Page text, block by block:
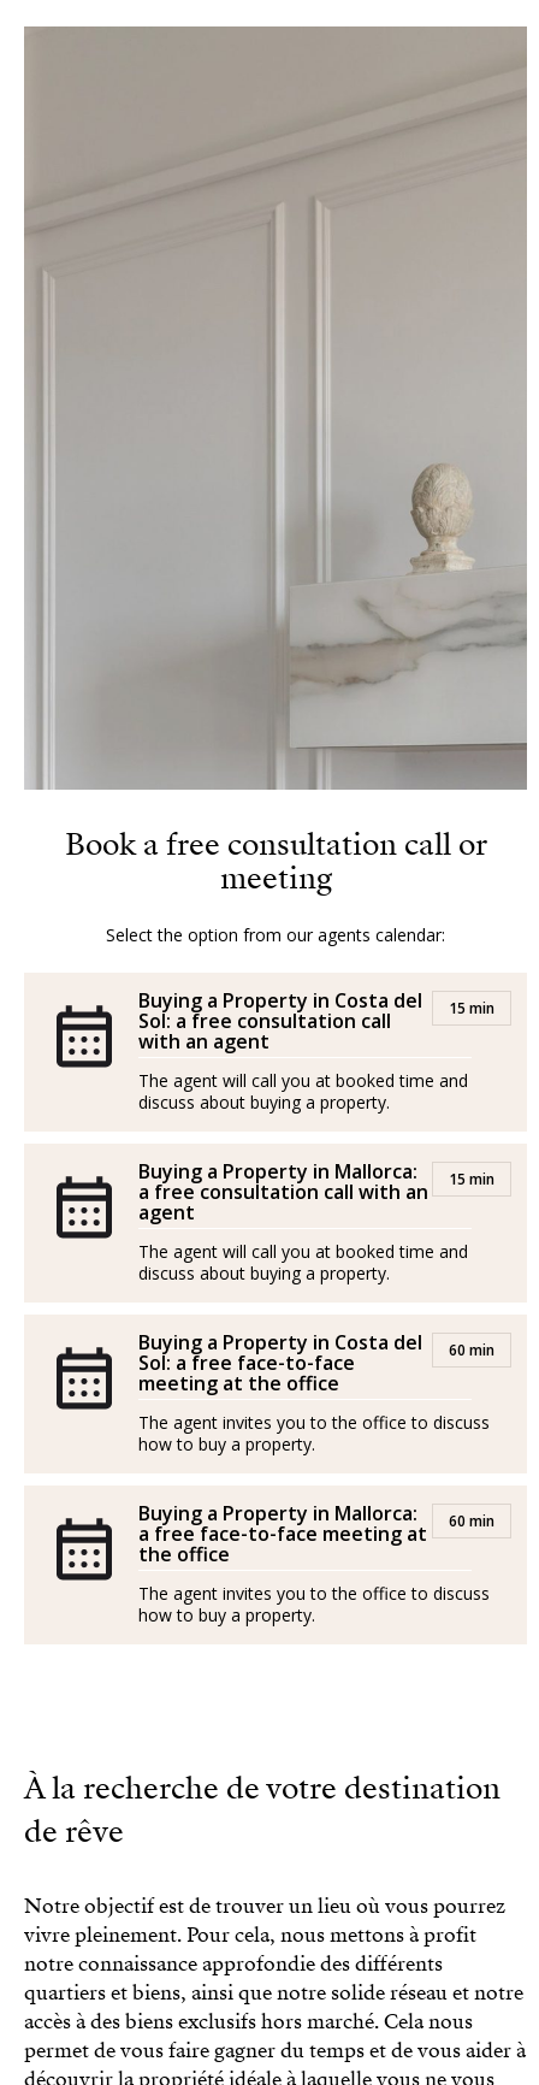
Book a free consultation call or
meeting
Select the option from our agents calendar:
Buying a Property in Costa del
Sol: a free consultation call
with an agent
15 min
The agent will call you at booked time and
discuss about buying a property.
Buying a Property in Mallorca:
a free consultation call with an
agent
15 min
The agent will call you at booked time and
discuss about buying a property.
Buying a Property in Costa del
Sol: a free face-to-face
meeting at the office
60 min
The agent invites you to the office to discuss
how to buy a property.
Buying a Property in Mallorca:
a free face-to-face meeting at
the office
60 min
The agent invites you to the office to discuss
how to buy a property.
À la recherche de votre destination
de rêve
Notre objectif est de trouver un lieu où vous pourrez
vivre pleinement. Pour cela, nous mettons à profit
notre connaissance approfondie des différents
quartiers et biens, ainsi que notre solide réseau et notre
accès à des biens exclusifs hors marché. Cela nous
permet de vous faire gagner du temps et de vous aider à